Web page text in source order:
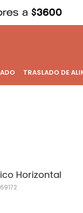
TRASLADO DE
Horizontal